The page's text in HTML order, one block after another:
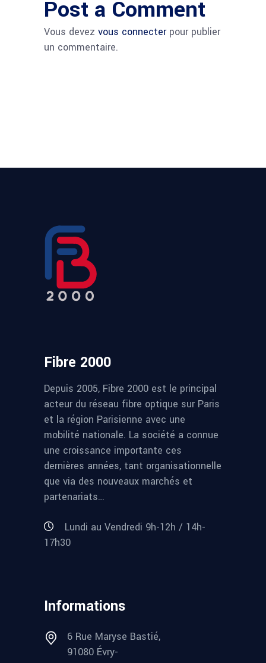
Post a Comment
Vous devez vous connecterpour publier
un commentaire.
Fibre 2000
Depuis 2005, Fibre 2000 est le principal
acteur du réseau fibre optique sur Paris
et la région Parisienne avec une
mobilité nationale. La société a connue
une croissance importante ces
dernières années, tant organisationnelle
que via des nouveaux marchés et
partenariats…
Lundi au Vendredi 9h-12h / 14h-
17h30
Informations
6 Rue Maryse Bastié,
91080 Évry-